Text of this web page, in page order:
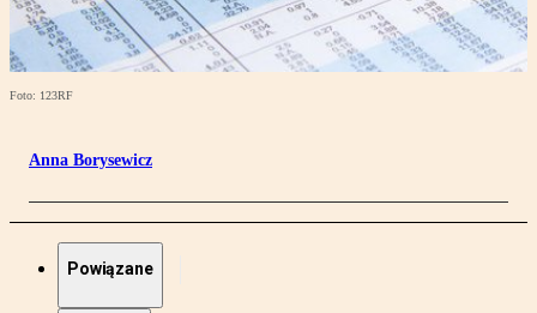
Foto: 123RF
Anna Borysewicz
Powiązane